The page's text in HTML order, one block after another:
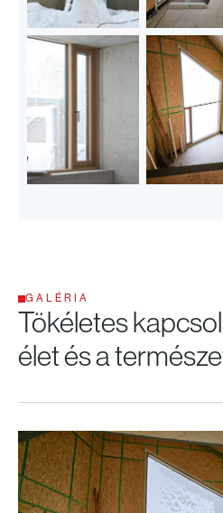
GALÉRIA
Tökéletes
élet és a